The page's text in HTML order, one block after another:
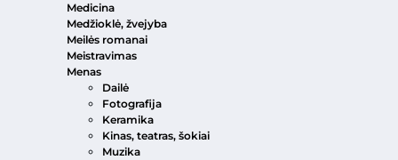
Medicina
Medžioklė, žvejyba
Meilės romanai
Meistravimas
Menas
Dailė
Fotografija
Keramika
Kinas, teatras, šokiai
Muzika